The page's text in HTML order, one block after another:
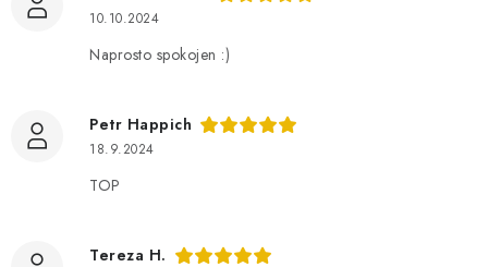
10.10.2024
Naprosto spokojen :)
Petr Happich
18.9.2024
TOP
Tereza H.